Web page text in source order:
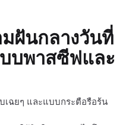
ฝันกลางวันที่
บพาสซีฟและ
เฉยๆ และแบบกระตือรือร้น